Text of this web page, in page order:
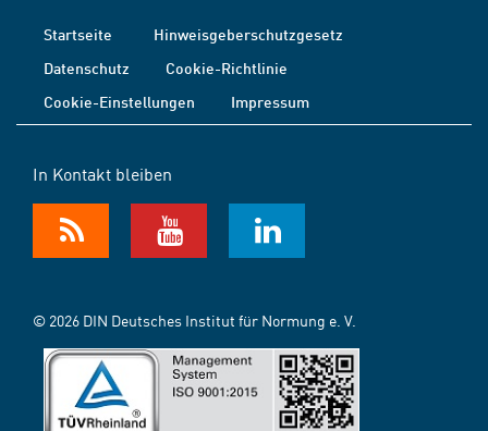
Startseite
Hinweisgeberschutzgesetz
Datenschutz
Cookie-Richtlinie
Cookie-Einstellungen
Impressum
In Kontakt bleiben
© 2026 DIN Deutsches Institut für Normung e. V.